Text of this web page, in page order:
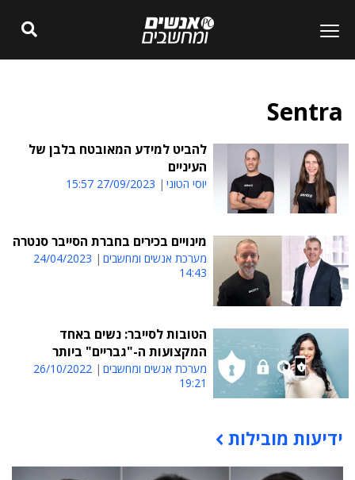
Sentra
להביט למידע המאובטח בלבן של
העיניים
יוסי הטוני 27/09/2023 15:57
מינויים בכירים בחברת הסייבר סנטרה
מערכת אנשים ומחשבים
24/04/2023
14:43
הטובות לסייבר: נשים באחד
המקצועות ה-"גבריים" ביותר
מערכת אנשים ומחשבים
26/10/2022
19:21
תוכן פרסומי
ידיעות מובילות